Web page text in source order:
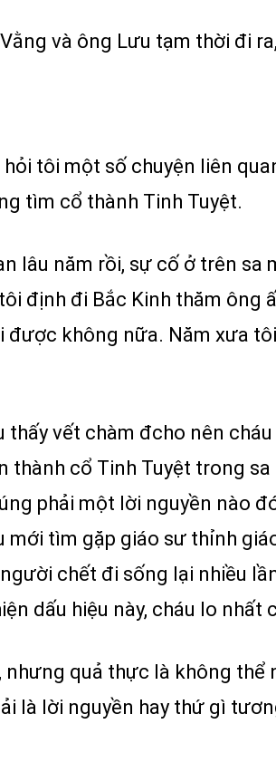
và ông Lưu tạm thời đi
tôi một số chuyện liên
tìm cổ thành Tinh Tuyệt.
lâu năm rồi, sự cố ở trên sa
định đi Bắc Kinh thăm ông
không nữa. Năm xưa
thấy vết chàm đcho nên
cổ Tinh Tuyệt trong
phải một lời nguyền nào
tìm gặp giáo sư thỉnh
chết đi sống lại nhiều
dấu hiệu này, cháu lo nhất
quả thực là không
là lời nguyền hay thứ gì